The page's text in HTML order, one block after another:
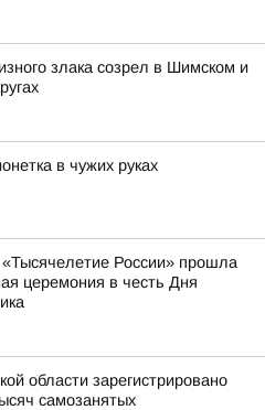
злака созрел в Шимском и
в чужих руках
России» прошла
церемония в честь Дня
области зарегистрировано
самозанятых